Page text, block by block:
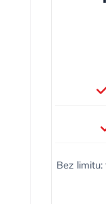
Bez